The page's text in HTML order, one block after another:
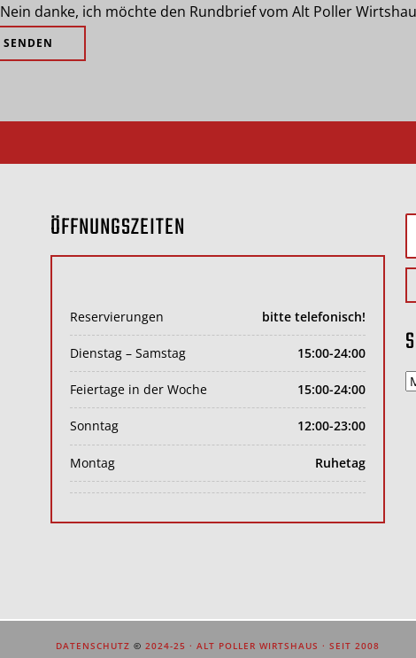
Nein danke, ich möchte den Rundbrief vom Alt Poller
ÖFFNUNGSZEITEN
Reservierungen bitte telefonisch!
Dienstag – Samstag 15:00-24:00
Feiertage in der Woche 15:00-24:00
Sonntag 12:00-23:00
Montag Ruhetag
DATENSCHUTZ © 2024-25 · ALT POLLER WIRTSHAUS · SEIT 2008